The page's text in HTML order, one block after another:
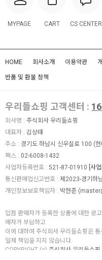
MYPAGE CART CS CENTER
HOME 회사소개 이용약관
반품 및 환불 정책
우리들쇼핑 고객센터 :
회사명 : 주식회사 우리들쇼핑
대표자 : 김상태
주소 : 경기도 하남시 신우실로 100 (
팩스 : 02-6008-1432
사업자등록번호 : 521-87-01910 [사
통신판매업신고번호 : 제2023-경기하
개인정보보호책임자 : 박현준 (
입점 판매자가 등록한 상품에 대한 광
매자가 부담하고
이에 대하여 주식회사 우리들쇼핑은
일체 책임을 지지 않습니다.
COPYRIGHT (c) 주식회사 우리들쇼핑